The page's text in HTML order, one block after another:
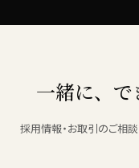
一緒に、で
採用情報・お取引のご相